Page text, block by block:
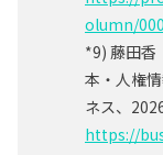
olumn/
*9) 藤田香
本・人権
ネス、
https://